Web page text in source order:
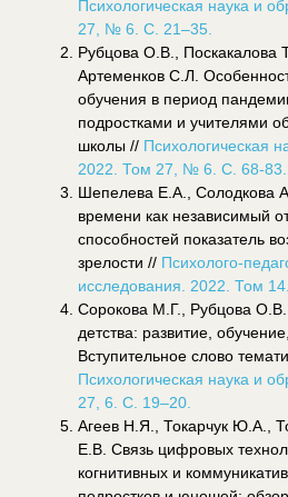
Психологическая наука и
27, № 6. С. 21–35.
Рубцова О.В., Поскакалова
Артеменков С.Л.
обучения в период
подростками и учителями
школы // Психологическая
2022. Том 27, № 6. С. 68-83.
Шепелева Е.А., Солодкова
времени как независимый
способностей показатель
зрелости // Психолого-
исследования. 2022. Том
Сорокова М.Г., Рубцова
детства: развитие,
Вступительное слово
Психологическая наука и
27, 6. С. 19–20.
Агеев Н.Я., Токарчук Ю.А.,
Е.В. Связь цифровых
когнитивных и